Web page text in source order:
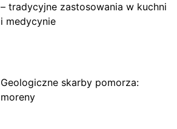
– tradycyjne zastosowania w kuchni
i medycynie
Geologiczne skarby pomorza:
moreny